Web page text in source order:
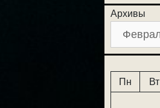
Архивы
Пн
Вт